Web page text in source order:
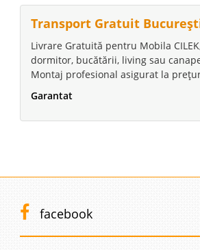
Transport Gratuit
Livrare Gratuită pentru Mobila
dormitor, bucătării, living sau
Montaj profesional asigurat la
Garantat
facebook